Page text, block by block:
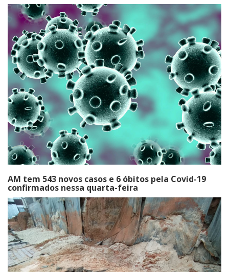
AM tem 543 novos casos e 6 óbitos pela Covid-19
confirmados nessa quarta-feira